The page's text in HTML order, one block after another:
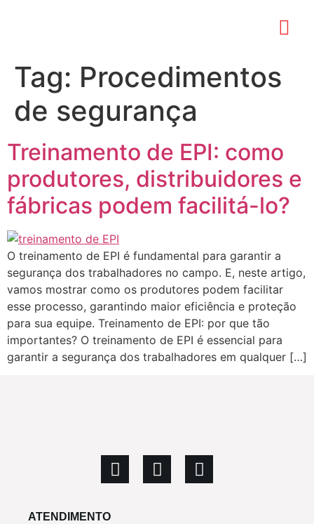
Tag: Procedimentos
de segurança
Treinamento de EPI: como
produtores, distribuidores e
fábricas podem facilitá-lo?
O treinamento de EPI é fundamental para garantir a
segurança dos trabalhadores no campo. E, neste artigo,
vamos mostrar como os produtores podem facilitar
esse processo, garantindo maior eficiência e proteção
para sua equipe. Treinamento de EPI: por que tão
importantes? O treinamento de EPI é essencial para
garantir a segurança dos trabalhadores em qualquer […]
ATENDIMENTO